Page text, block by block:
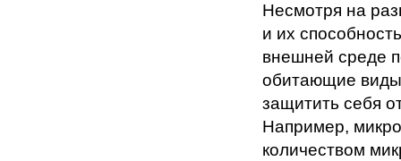
Несмотря на
и их
внешней среде
обитающие виды
защитить себя
Например,
количеством